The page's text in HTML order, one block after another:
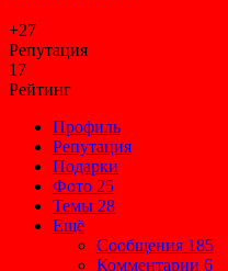
+27
Репутация
17
Рейтинг
Профиль
Репутация
Подарки
Фото 25
Темы 28
Ещё
Сообщения 185
Комментарии 6